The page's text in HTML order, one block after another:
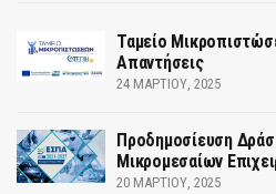
Ταμείο
Απαντήσεις
24 ΜΑΡΤΊΟΥ, 2025
Προδημοσίευση
Μικρομεσαίων
20 ΜΑΡΤΊΟΥ, 2025